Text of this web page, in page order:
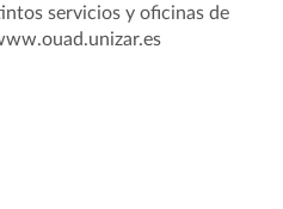
servicios y oficinas de